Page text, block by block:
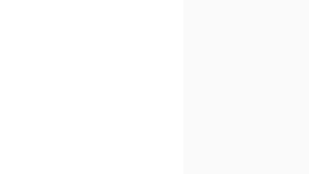
di: Frutta a guscio e soia.